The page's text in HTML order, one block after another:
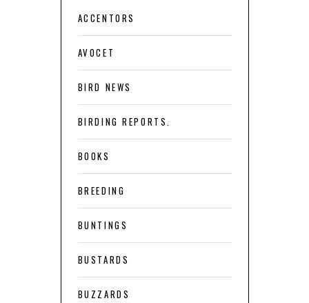
ACCENTORS
AVOCET
BIRD NEWS
BIRDING REPORTS.
BOOKS
BREEDING
BUNTINGS
BUSTARDS
BUZZARDS